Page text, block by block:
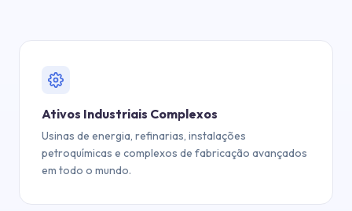
Ativos Industriais Complexos
Usinas de energia, refinarias, instalações
petroquímicas e complexos de fabricação avançados
em todo o mundo.